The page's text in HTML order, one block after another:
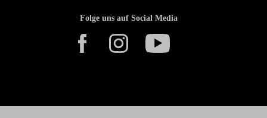
Folge uns auf Social Media